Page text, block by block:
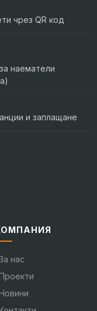
чрез QR код
наематели
и заплащане
нас
Проекти
Новини